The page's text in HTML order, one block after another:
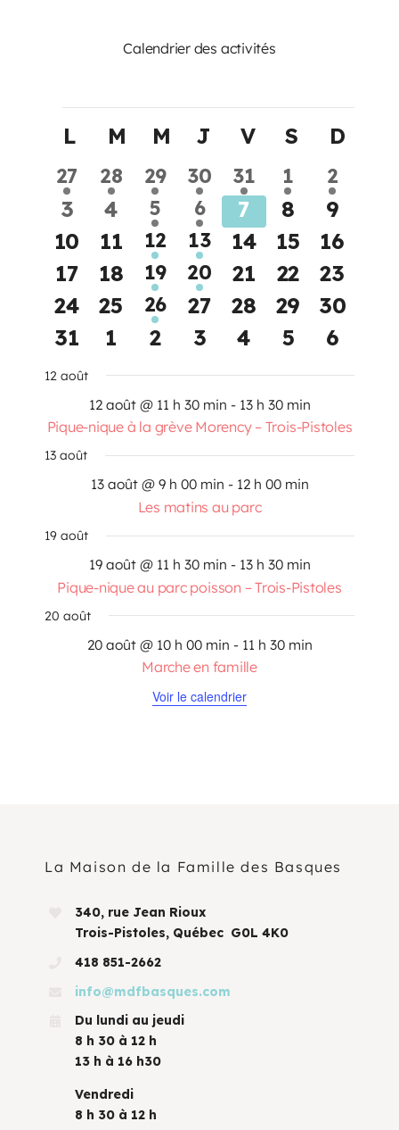
Calendrier des activités
Évènements
Calendrier
de
Évènements
Llundi
M mardi
M mercredi
J jeudi
Vvendredi
S samedi
D
1
évènement
27
1
évènement
28
1
évènement
29
1
évènement
30
1
évènement
31
1
évènement
1
1
2
0
évènements
3
0
évènements
4
1
évènement
5
1
évènement
6
0
évènements
7
0
8
0
9
0
évènements
10
0
évènements
11
1
évènement
12
1
évènement
13
0
évènements
14
0
15
0
16
0
évènements
17
0
évènements
18
1
évènement
19
1
évènement
20
0
évènements
21
0
22
0
23
0
évènements
24
0
évènements
25
1
évènement
26
0
évènements
27
0
évènements
28
0
29
0
30
0
31
0
1
0
2
0
3
0
4
0
5
0
6
12 août
12 août @ 11 h 30 min - 13 h 30 min
Pique-nique à la grève Morency – Trois-Pistoles
13 août
13 août @ 9 h 00 min - 12 h 00 min
Les matins au parc
19 août
19 août @ 11 h 30 min - 13 h 30 min
Pique-nique au parc poisson – Trois-Pistoles
20 août
20 août @ 10 h 00 min - 11 h 30 min
Marche en famille
Voir le calendrier
La Maison de la Famille des Basques
340, rue Jean Rioux
Trois-Pistoles, Québec G0L 4K0
418 851-2662
info@mdfbasques.com
Du lundi au jeudi
8 h 30 à 12 h
13 h à 16 h30
Vendredi
8 h 30 à 12 h